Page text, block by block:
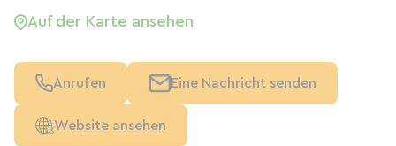
Auf der Karte ansehen
Anrufen Eine Nachricht senden
Website ansehen